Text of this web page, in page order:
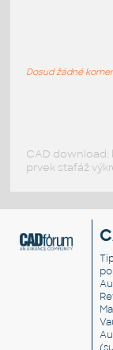
Dosud žádné
CAD download:
prvek stafáž